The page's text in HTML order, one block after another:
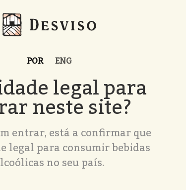
POR ENG
legal para
neste site?
entrar, está a confirmar que
legal para consumir bebidas
no seu país.